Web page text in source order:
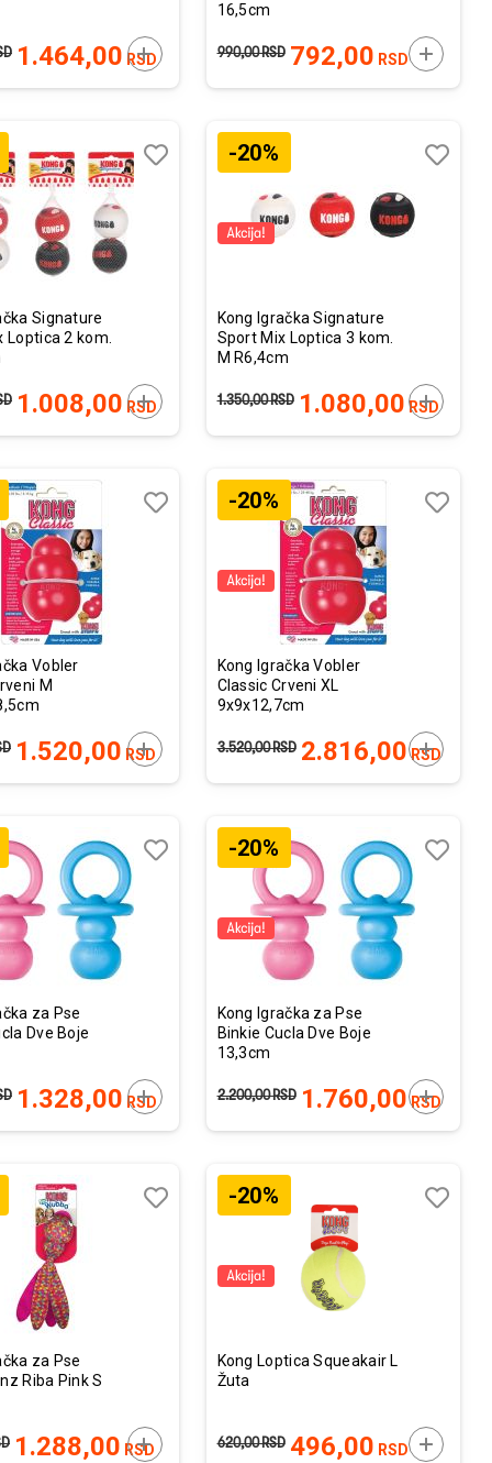
1.464,00 RSD
DODAJTE U KORPU
16,5cm
792,00 RSD
990,00RSD
Signature
Loptica 2 kom.
1.008,00 RSD
DODAJTE U KORPU
Lista
-20%
Kong Igračka Signature
Sport Mix Loptica 3 kom.
M R6,4cm
1.080,00 RSD
1.350,00RSD
Lista
Vobler
M
1.520,00 RSD
DODAJTE U KORPU
Lista
-20%
Kong Igračka Vobler
Classic Crveni XL
9x9x12,7cm
2.816,00RSD
3.520,00RSD
Lista
za Pse
Dve Boje
1.328,00 RSD
DODAJTE U KORPU
Lista
-20%
Kong Igračka za Pse
Binkie Cucla Dve Boje
13,3cm
1.760,00RSD
2.200,00RSD
Lista
za Pse
Riba Pink S
1.288,00 RSD
DODAJTE U KORPU
Lista
-20%
Kong Loptica Squeakair L
Žuta
496,00 RSD
620,00RSD
Lista